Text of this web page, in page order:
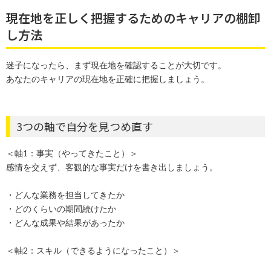
現在地を正しく把握するためのキャリアの棚卸
し方法
迷子になったら、まず現在地を確認することが大切です。
あなたのキャリアの現在地を正確に把握しましょう。
3つの軸で自分を見つめ直す
＜軸1：事実（やってきたこと）＞
感情を交えず、客観的な事実だけを書き出しましょう。
・どんな業務を担当してきたか
・どのくらいの期間続けたか
・どんな成果や結果があったか
＜軸2：スキル（できるようになったこと）＞